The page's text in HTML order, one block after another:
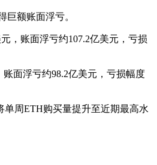
巨额账面浮亏。
，账面浮亏约107.2亿美元，亏损
账面浮亏约98.2亿美元，亏损幅度
单周ETH购买量提升至近期最高水